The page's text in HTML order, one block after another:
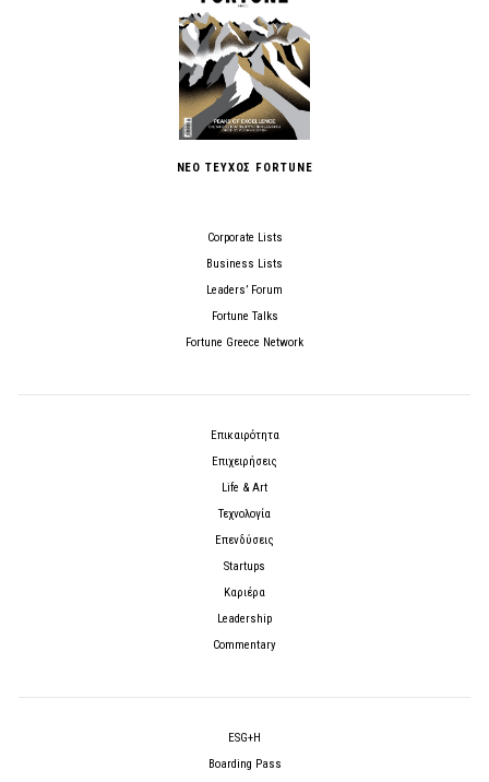
ΝΕΟ ΤΕΥΧΟΣ FORTUNE
Corporate Lists
Business Lists
Leaders’ Forum
Fortune Talks
Fortune Greece Network
Επικαιρότητα
Επιχειρήσεις
Life & Art
Τεχνολογία
Επενδύσεις
Startups
Καριέρα
Leadership
Commentary
ESG+H
Boarding Pass